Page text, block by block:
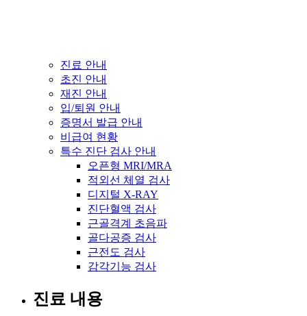
진료 안내
초진 안내
재진 안내
입/퇴원 안내
증명서 발급 안내
비급여 현황
특수 진단 검사 안내
오픈형 MRI/MRA
적외선 체열 검사
디지털 X-RAY
진단혈액 검사
근골격계 초음파
골다공증 검사
근전도 검사
감각기능 검사
진료 내용